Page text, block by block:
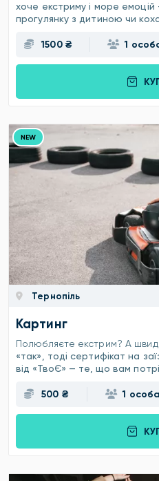
хоче екстриму і море
прогулянку з дитиною чи
1500 ₴ 1
NEW
Тернопіль
Картинг
Полюбляєте екстрим? А
«так», тоді сертифікат на
від «ТвоЄ» — те, що вам
500 ₴ 1 особа